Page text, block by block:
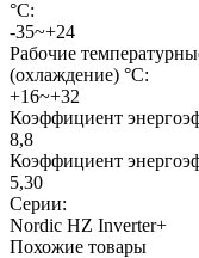
°C:
-35~+24
Рабочие
(охлаждение) °C:
+16~+32
Коэффициент
8,8
Коэффициент
5,30
Серии:
Nordic HZ Inverter+
Похожие товары